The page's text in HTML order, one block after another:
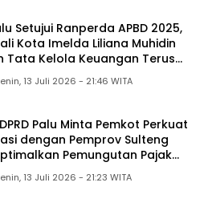
Setujui Ranperda APBD 2025,
Kota Imelda Liliana Muhidin
Tata Kelola Keuangan Terus
Senin, 13 Juli 2026 - 21:46 WITA
Palu Minta Pemkot Perkuat
dengan Pemprov Sulteng
Pemungutan Pajak
Senin, 13 Juli 2026 - 21:23 WITA